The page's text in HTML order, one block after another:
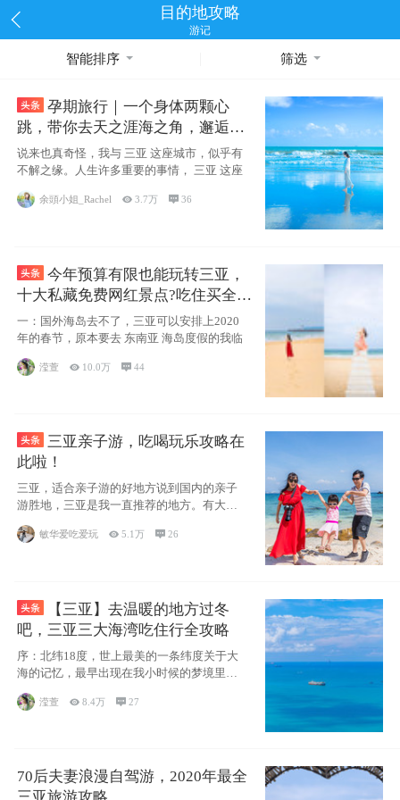
目的地攻略
游记
智能排序 筛选
孕期旅行｜一个身体两颗心
跳，带你去天之涯海之角，邂逅网
红却又安静的三亚
说来也真奇怪，我与 三亚 这座城市，似乎有
不解之缘。人生许多重要的事情， 三亚 这座
余頭小姐_Rachel  3.7万  36
今年预算有限也能玩转三亚，
十大私藏免费网红景点?吃住买全攻
一：国外海岛去不了，三亚可以安排上2020
年的春节，原本要去 东南亚 海岛度假的我临
滢萱  10.0万 44
三亚亲子游，吃喝玩乐攻略在
此啦！
三亚，适合亲子游的好地方说到国内的亲子
游胜地，三亚是我一直推荐的地方。有大
海、有蓝天
敏华爱吃爱玩 5.1万 26
【三亚】去温暖的地方过冬
吧，三亚三大海湾吃住行全攻略
序：北纬18度，世上最美的一条纬度关于大
海的记忆，最早出现在我小时候的梦境里，
滢萱 8.4万 27
70后夫妻浪漫自驾游，2020年最全